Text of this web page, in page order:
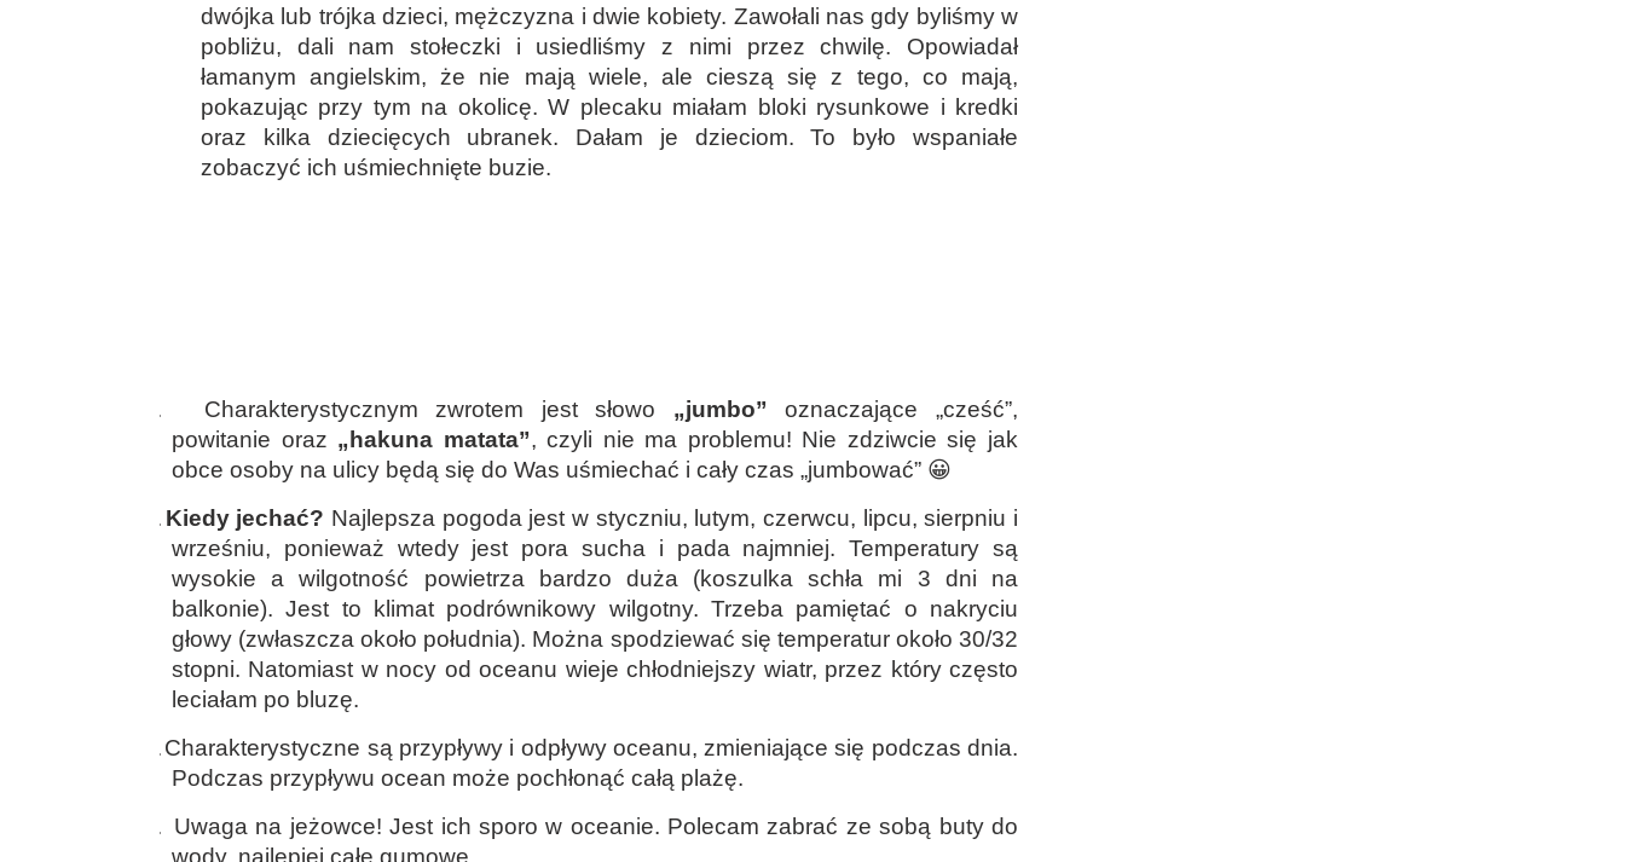
dwójka lub trójka dzieci, mężczyzna i dwie kobiety. Zawołali nas gdy byliśmy w
pobliżu, dali nam stołeczki i usiedliśmy z nimi przez chwilę. Opowiadał
łamanym angielskim, że nie mają wiele, ale cieszą się z tego, co mają,
pokazując przy tym na okolicę. W plecaku miałam bloki rysunkowe i kredki
oraz kilka dziecięcych ubranek. Dałam je dzieciom. To było wspaniałe
zobaczyć ich uśmiechnięte buzie.
1. Charakterystycznym zwrotem jest słowo „jumbo” oznaczające „cześć”,
powitanie oraz „hakuna matata”, czyli nie ma problemu! Nie zdziwcie się jak
obce osoby na ulicy będą się do Was uśmiechać i cały czas „jumbować” 😀
2. Kiedy jechać? Najlepsza pogoda jest w styczniu, lutym, czerwcu, lipcu, sierpniu i
wrześniu, ponieważ wtedy jest pora sucha i pada najmniej. Temperatury są
wysokie a wilgotność powietrza bardzo duża (koszulka schła mi 3 dni na
balkonie). Jest to klimat podrównikowy wilgotny. Trzeba pamiętać o nakryciu
głowy (zwłaszcza około południa). Można spodziewać się temperatur około 30/32
stopni. Natomiast w nocy od oceanu wieje chłodniejszy wiatr, przez który często
leciałam po bluzę.
3.Charakterystyczne są przypływy i odpływy oceanu, zmieniające się podczas dnia.
Podczas przypływu ocean może pochłonąć całą plażę.
4. Uwaga na jeżowce! Jest ich sporo w oceanie. Polecam zabrać ze sobą buty do
wody, najlepiej całe gumowe.